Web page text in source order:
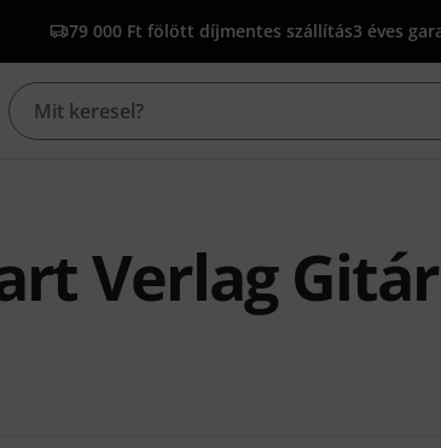
79 000 Ft fölött díjmentes szállítás3 éves
Verlag